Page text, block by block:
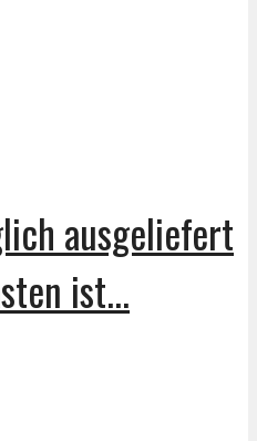
ausgeliefert
ist...